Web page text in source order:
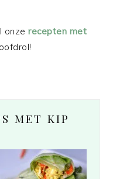
onzerecepten met
MET KIP